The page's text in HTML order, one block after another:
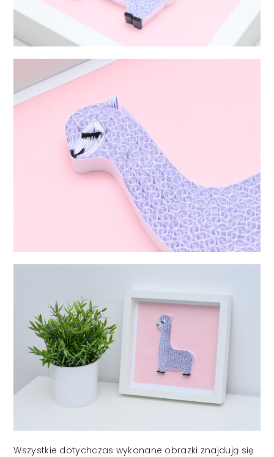
Wszystkie dotychczas wykonane obrazki znajdują się